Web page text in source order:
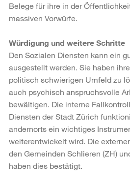
Belege für ihre in der
massiven Vorwürfe.
Würdigung und weitere Schritte
Den Sozialen Diensten kann ein
ausgestellt werden. Sie haben
politisch schwierigen Umfeld zu
auch psychisch anspruchsvolle
bewältigen. Die interne
Diensten der Stadt Zürich
andernorts ein wichtiges
weiterentwickelt wird. Die
den Gemeinden Schlieren (ZH)
haben dies bestätigt.